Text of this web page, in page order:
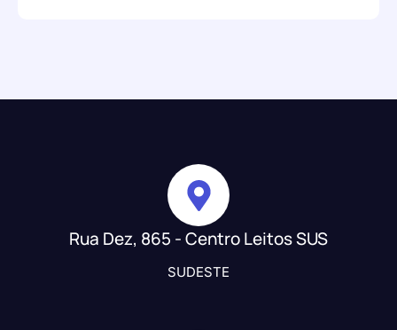
Rua Dez, 865 - Centro Leitos SUS
SUDESTE